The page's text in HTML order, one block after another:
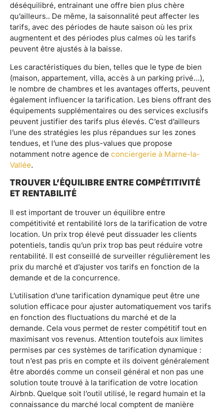
déséquilibré, entrainant une offre bien plus chère
qu’ailleurs.. De même, la saisonnalité peut affecter les
tarifs, avec des périodes de haute saison où les prix
augmentent et des périodes plus calmes où les tarifs
peuvent être ajustés à la baisse.
Les caractéristiques du bien, telles que le type de bien
(maison, appartement, villa, accès à un parking privé…),
le nombre de chambres et les avantages offerts, peuvent
également influencer la tarification. Les biens offrant des
équipements supplémentaires ou des services exclusifs
peuvent justifier des tarifs plus élevés. C’est d’ailleurs
l’une des stratégies les plus répandues sur les zones
tendues, et l’une des plus-values que propose
notamment notre agence de conciergerie à Marne-la-
Vallée.
TROUVER L’ÉQUILIBRE ENTRE COMPÉTITIVITÉ
ET RENTABILITÉ
Il est important de trouver un équilibre entre
compétitivité et rentabilité lors de la tarification de votre
location. Un prix trop élevé peut dissuader les clients
potentiels, tandis qu’un prix trop bas peut réduire votre
rentabilité. Il est conseillé de surveiller régulièrement les
prix du marché et d’ajuster vos tarifs en fonction de la
demande et de la concurrence.
L’utilisation d’une tarification dynamique peut être une
solution efficace pour ajuster automatiquement vos tarifs
en fonction des fluctuations du marché et de la
demande. Cela vous permet de rester compétitif tout en
maximisant vos revenus. Attention toutefois aux limites
permises par ces systèmes de tarification dynamique :
tout n’est pas pris en compte et ils doivent généralement
être abordés comme un conseil général et non pas une
solution toute trouvé à la tarification de votre location
Airbnb. Quelque soit l’outil utilisé, le regard humain et la
connaissance du marché local comptent de manière